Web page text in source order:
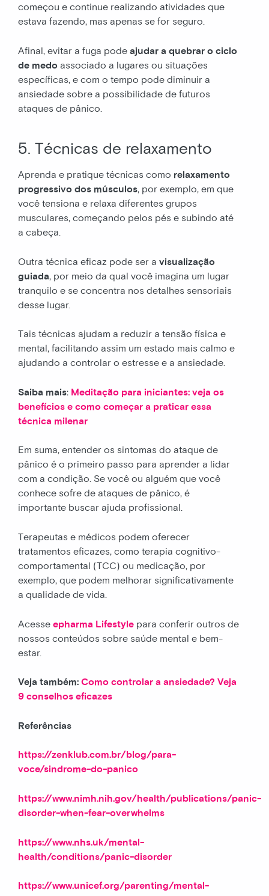
começou e continue realizando atividades que
estava fazendo, mas apenas se for seguro.
Afinal, evitar a fuga pode ajudar a quebrar o ciclo
de medo associado a lugares ou situações
específicas, e com o tempo pode diminuir a
ansiedade sobre a possibilidade de futuros
ataques de pânico.
5. Técnicas de relaxamento
Aprenda e pratique técnicas como relaxamento
progressivo dos músculos, por exemplo, em que
você tensiona e relaxa diferentes grupos
musculares, começando pelos pés e subindo até
a cabeça.
Outra técnica eficaz pode ser a visualização
guiada, por meio da qual você imagina um lugar
tranquilo e se concentra nos detalhes sensoriais
desse lugar.
Tais técnicas ajudam a reduzir a tensão física e
mental, facilitando assim um estado mais calmo e
ajudando a controlar o estresse e a ansiedade.
Saiba mais: Meditação para iniciantes: veja os
benefícios e como começar a praticar essa
técnica milenar
Em suma, entender os sintomas do ataque de
pânico é o primeiro passo para aprender a lidar
com a condição. Se você ou alguém que você
conhece sofre de ataques de pânico, é
importante buscar ajuda profissional.
Terapeutas e médicos podem oferecer
tratamentos eficazes, como terapia cognitivo-
comportamental (TCC) ou medicação, por
exemplo, que podem melhorar significativamente
a qualidade de vida.
Acesse epharma Lifestyle para conferir outros de
nossos conteúdos sobre saúde mental e bem-
estar.
Veja também: Como controlar a ansiedade? Veja
9 conselhos eficazes
Referências
https://zenklub.com.br/blog/para-
voce/sindrome-do-panico
https://www.nimh.nih.gov/health/publications/panic-
disorder-when-fear-overwhelms
https://www.nhs.uk/mental-
health/conditions/panic-disorder
https://www.unicef.org/parenting/mental-